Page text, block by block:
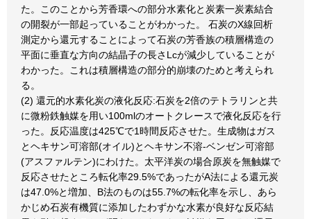
た。このことから芳香環への部分水素化と炭素一炭素結合
の開裂が一部起っていることがわかった。 石炭のX線回析
測定から還元することによって石炭の芳香族の積層構造の
平面に垂直な方向の結晶子の長さLcが減少していることが
わかった。これは積層構造の部分的崩壊のためと考えられ
る。
(2) 還元的水素化炭の液化反応:石炭を2倍のテトラリンと共
に微粉鉄触媒を用い100mlのオートクレースで液化反応を行
った。反応温度は425℃で1時間反応させた。生成物はガス
とヘキサン可溶部(オイル)とヘキサン不溶-ベンゼン可溶部
(アスファルテン)にわけた。太平洋炭の場合原炭を無触媒で
反応させたところ転化率29.5%であったがA法による還元炭
は47.0%と増加、B法のものは55.7%の転化率を示し、あら
かじめ石炭有機質に添加したわずかな水素が良好な反応結